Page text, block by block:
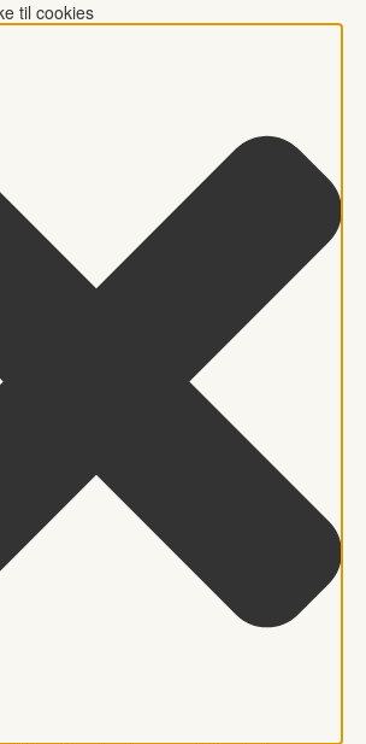
til cookies